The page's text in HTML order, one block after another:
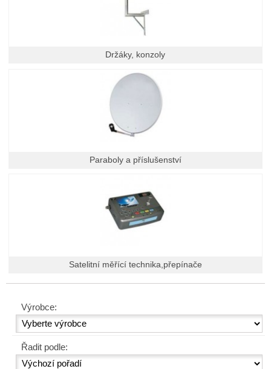
Držáky, konzoly
Paraboly a příslušenství
Satelitní měřící technika,přepínače
Výrobce:
Řadit podle: